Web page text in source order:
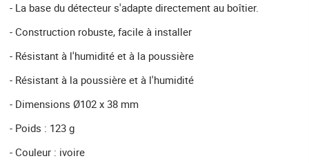
- La base du détecteur s'adapte directement au boîtier.
- Construction robuste, facile à installer
- Résistant à l'humidité et à la poussière
- Résistant à la poussière et à l'humidité
- Dimensions Ø102 x 38 mm
- Poids : 123 g
- Couleur : ivoire